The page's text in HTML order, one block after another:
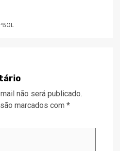
não será publicado.
marcados com *